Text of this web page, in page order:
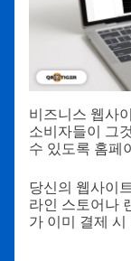
비즈니스 웹사
소비자들이 그
수 있도록 홈페
당신의 웹사이
라인 스토어나
가 이미 결제